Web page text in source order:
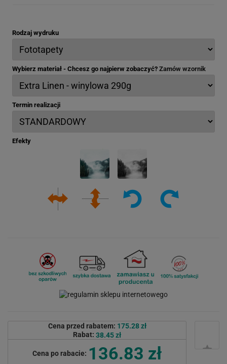
Rodzaj wydruku
Wybierz materiał - Chcesz go najpierw zobaczyć? Zamów wzornik
Termin realizacji
Efekty
Cena przed rabatem: 175.28 zł
Rabat: 38.45 zł
Cena po rabacie: 136.83 zł